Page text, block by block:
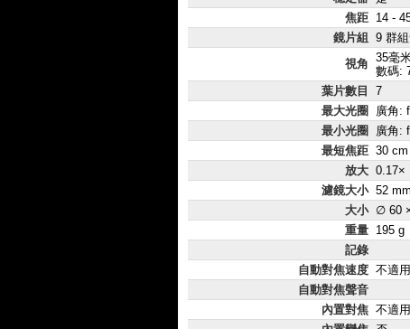
焦距 14 -
鏡片組
9 群
視角 35毫
數碼:
葉片數目
7
最大光圈
廣角:
最小光圈
廣角:
最短焦距 30 cm
放大 0.17×
濾鏡大小 52 mm
大小 ∅ 60
重量 195 g
記錄
自動對焦速度 不適用
自動對焦聲音
內置對焦 不適用